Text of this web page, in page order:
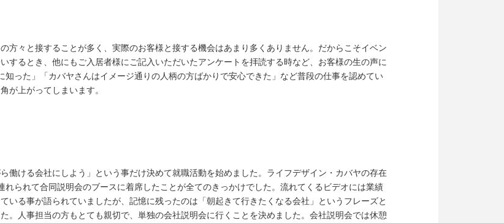
方々と接することが多く、実際のお客様と接する機会はあまり多くありません。だからこそイベン
するとき、他にもご入居者様にご記入いただいたアンケートを拝読する時など、お客様の生の声に
った」「カバヤさんはイメージ通りの人柄の方ばかりで安心できた」など普段の仕事を認めてい
が上がってしまいます。
働ける会社にしよう」という事だけ決めて就職活動を始めました。ライフデザイン・カバヤの存在
られて合同説明会のブースに着席したことが全てのきっかけでした。流れてくるビデオには業績
いる事が語られていましたが、記憶に残ったのは「朝起きて行きたくなる会社」というフレーズと
。人事担当の方もとても親切で、単独の会社説明会に行くことを決めました。会社説明会では休憩